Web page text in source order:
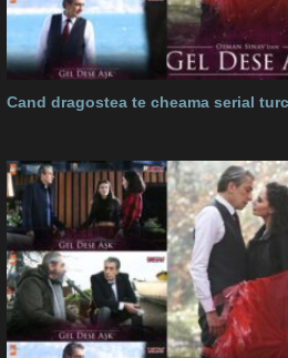
Cand dragostea te cheama serial